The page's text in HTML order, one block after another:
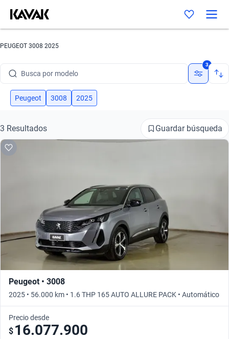
PEUGEOT 3008 2025
Busca por modelo
Busca por versión
Busca por marca
Busca por año
3
Peugeot 3008 2025
3 Resultados Guardar búsqueda
Peugeot • 3008
2025 • 56.000 km • 1.6 THP 165 AUTO ALLURE PACK • Automático
Precio desde
$ 16.077.900